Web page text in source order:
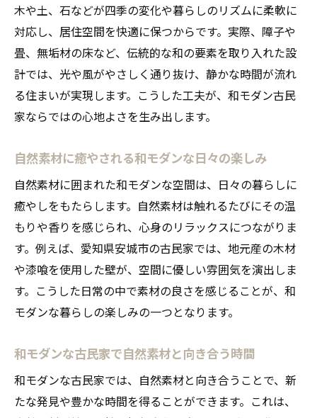
木や土、石などが四季の変化や暮らしのリズムに柔軟に
対応し、居住空間を快適に保つからです。実際、障子や
畳、無垢材の床など、伝統的な和の要素を取り入れた設
計では、光や風がやさしく通り抜け、静かな時間が流れ
る住まいが実現します。こうした工夫が、和モダン古民
家ならではの心地よさを生み出します。
自然素材に癒やされる和モダンな日々の楽しみ
自然素材に囲まれた和モダンな空間は、日々の暮らしに
癒やしをもたらします。自然素材は触れるたびにその温
もりや香りを感じられ、心身のリラックスにつながりま
す。例えば、愛知県安城市の古民家では、地元産の木材
や漆喰を使用した壁が、空間に優しい雰囲気を演出しま
す。こうした日常の中で素材の良さを感じることが、和
モダンな暮らしの楽しみの一つとなります。
和モダンな古民家で自然素材と向き合う時間
和モダンな古民家では、自然素材と向き合うことで、新
たな発見や豊かな時間を得ることができます。これは、